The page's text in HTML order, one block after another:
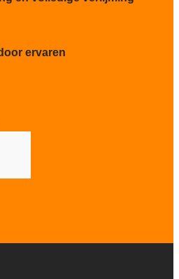
ervaren